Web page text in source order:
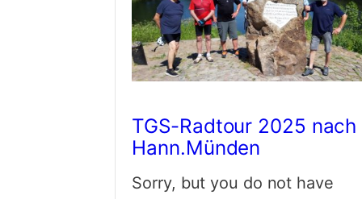
TGS-Radtour 2025 nach
Hann.Münden
Sorry, but you do not have